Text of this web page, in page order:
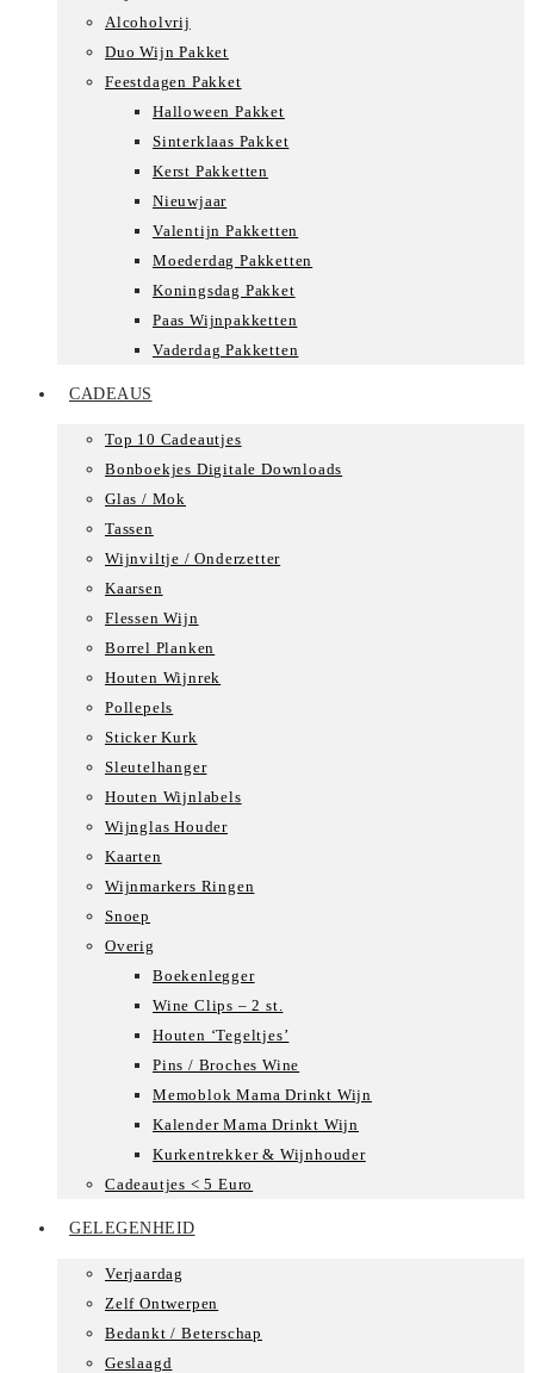
Alcoholvrij
Duo Wijn Pakket
Feestdagen Pakket
Halloween Pakket
Sinterklaas Pakket
Kerst Pakketten
Nieuwjaar
Valentijn Pakketten
Moederdag Pakketten
Koningsdag Pakket
Paas Wijnpakketten
Vaderdag Pakketten
CADEAUS
Top 10 Cadeautjes
Bonboekjes Digitale Downloads
Glas / Mok
Tassen
Wijnviltje / Onderzetter
Kaarsen
Flessen Wijn
Borrel Planken
Houten Wijnrek
Pollepels
Sticker Kurk
Sleutelhanger
Houten Wijnlabels
Wijnglas Houder
Kaarten
Wijnmarkers Ringen
Snoep
Overig
Boekenlegger
Wine Clips – 2 st.
Houten ‘Tegeltjes’
Pins / Broches Wine
Memoblok Mama Drinkt Wijn
Kalender Mama Drinkt Wijn
Kurkentrekker & Wijnhouder
Cadeautjes < 5 Euro
GELEGENHEID
Verjaardag
Zelf Ontwerpen
Bedankt / Beterschap
Geslaagd